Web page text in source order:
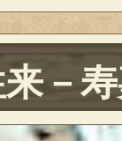
－